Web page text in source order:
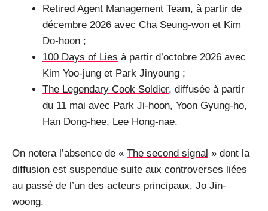
Retired Agent Management Team, à partir de
décembre 2026 avec Cha Seung-won et Kim
Do-hoon ;
100 Days of Lies à partir d’octobre 2026 avec
Kim Yoo-jung et Park Jinyoung ;
The Legendary Cook Soldier, diffusée à partir
du 11 mai avec Park Ji-hoon, Yoon Gyung-ho,
Han Dong-hee, Lee Hong-nae.
On notera l’absence de « The second signal » dont la
diffusion est suspendue suite aux controverses liées
au passé de l’un des acteurs principaux, Jo Jin-
woong.